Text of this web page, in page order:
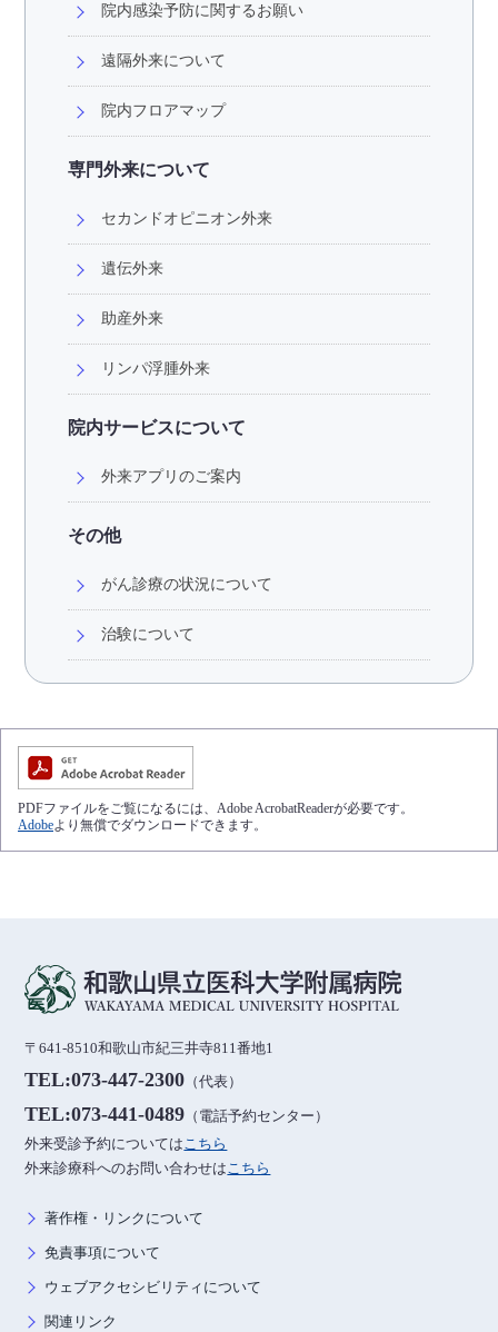
院内感染予防に関するお願い
遠隔外来について
院内フロアマップ
専門外来について
セカンドオピニオン外来
遺伝外来
助産外来
リンパ浮腫外来
院内サービスについて
外来アプリのご案内
その他
がん診療の状況について
治験について
PDFファイルをご覧になるには、Adobe AcrobatReaderが必要です。
Adobeより無償でダウンロードできます。
〒641-8510和歌山市紀三井寺811番地1
TEL:073-447-2300 （代表）
TEL:073-441-0489 （電話予約センター）
外来受診予約については こちら
外来診療科へのお問い合わせは こちら
著作権・リンクについて
免責事項について
ウェブアクセシビリティについて
関連リンク